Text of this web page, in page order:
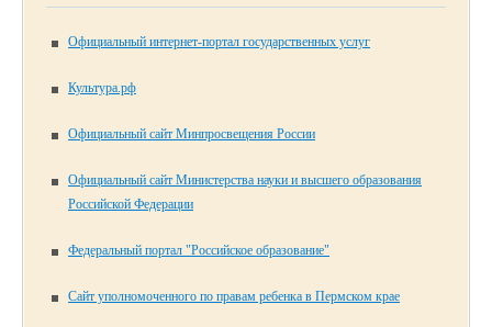
Официальный интернет-портал государственных услуг
Культура.рф
Официальный сайт Минпросвещения России
Официальный сайт Министерства науки и высшего образования
Российской Федерации
Федеральный портал "Российское образование"
Сайт уполномоченного по правам ребенка в Пермском крае